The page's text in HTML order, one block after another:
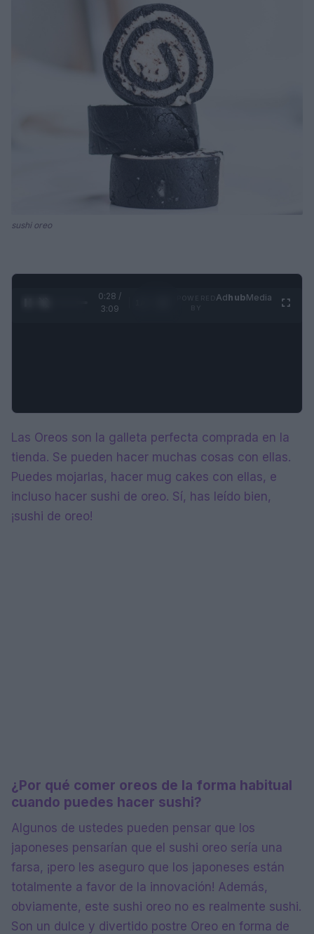
sushi oreo
0:28 /
3:09
AdhubMedia
Las Oreos son la galleta perfecta comprada en la
tienda. Se pueden hacer muchas cosas con ellas.
Puedes mojarlas, hacer mug cakes con ellas, e
incluso hacer sushi de oreo. Sí, has leído bien,
¡sushi de oreo!
¿Por qué comer oreos de la forma habitual
cuando puedes hacer sushi?
Algunos de ustedes pueden pensar que los
japoneses pensarían que el sushi oreo sería una
farsa, ¡pero les aseguro que los japoneses están
totalmente a favor de la innovación! Además,
obviamente, este sushi oreo no es realmente sushi.
Son un dulce y divertido postre Oreo en forma de